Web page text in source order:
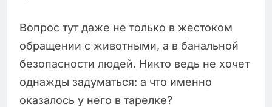
Вопрос тут даже не только в жестоком
обращении с животными, а в банальной
безопасности людей. Никто ведь не хочет
однажды задуматься: а что именно
оказалось у него в тарелке?